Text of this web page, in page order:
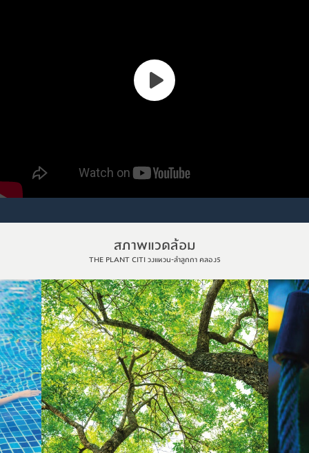
สภาพแวดล้อม
THE PLANT CITI วงแหวน-ลำลูกกา คลอง5